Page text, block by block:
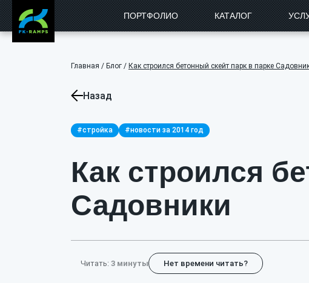
ПОРТФОЛИО КАТАЛОГ
Главная / Блог / Как строился бетонный скейт парк в парке
Назад
#стройка #новости за 2014 год
Как строился
Садовники
Читать: 3 минуты Нет времени читать?